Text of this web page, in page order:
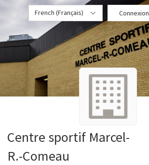
French (Français) Connexion
Centre sportif Marcel-
R.-Comeau